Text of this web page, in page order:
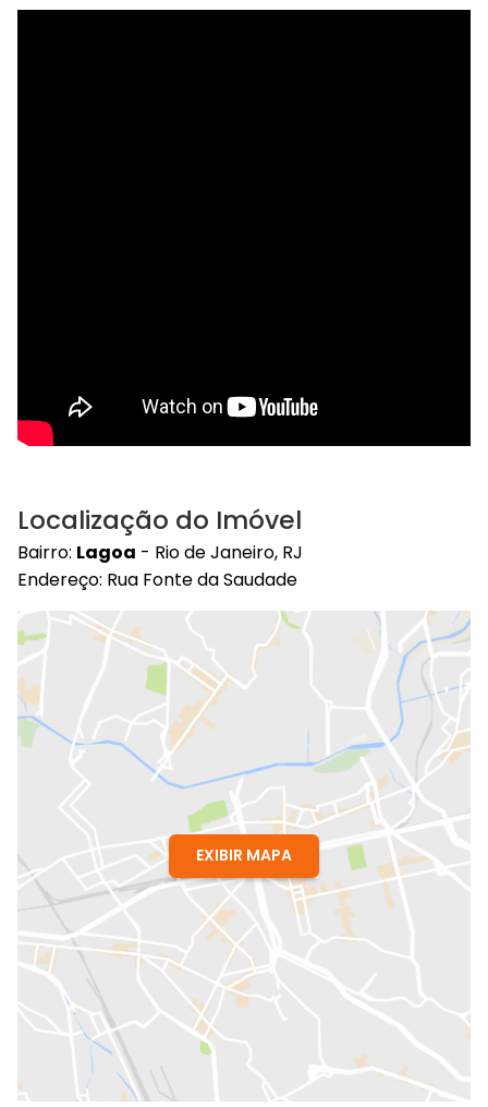
Localização do Imóvel
Bairro: Lagoa - Rio de Janeiro, RJ
Endereço: Rua Fonte da Saudade
EXIBIR MAPA